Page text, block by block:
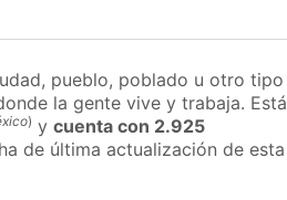
pueblo, poblado u otro tipo
la gente vive y trabaja. Está
) ycuenta con 2.925
de última actualización de esta